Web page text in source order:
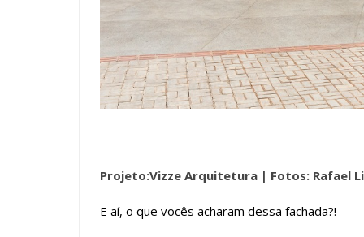
Projeto:Vizze Arquitetura | Fotos: Rafael
E aí, o que vocês acharam dessa fachada?!